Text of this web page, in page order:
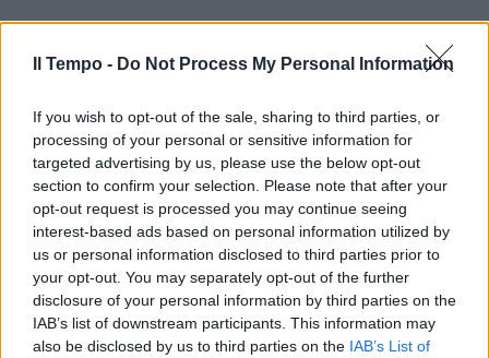
Il Tempo - Do Not Process My Personal Information
If you wish to opt-out of the sale, sharing to third parties, or
processing of your personal or sensitive information for
targeted advertising by us, please use the below opt-out
section to confirm your selection. Please note that after your
opt-out request is processed you may continue seeing
interest-based ads based on personal information utilized by
us or personal information disclosed to third parties prior to
your opt-out. You may separately opt-out of the further
disclosure of your personal information by third parties on the
IAB’s list of downstream participants. This information may
also be disclosed by us to third parties on the IAB’s List of